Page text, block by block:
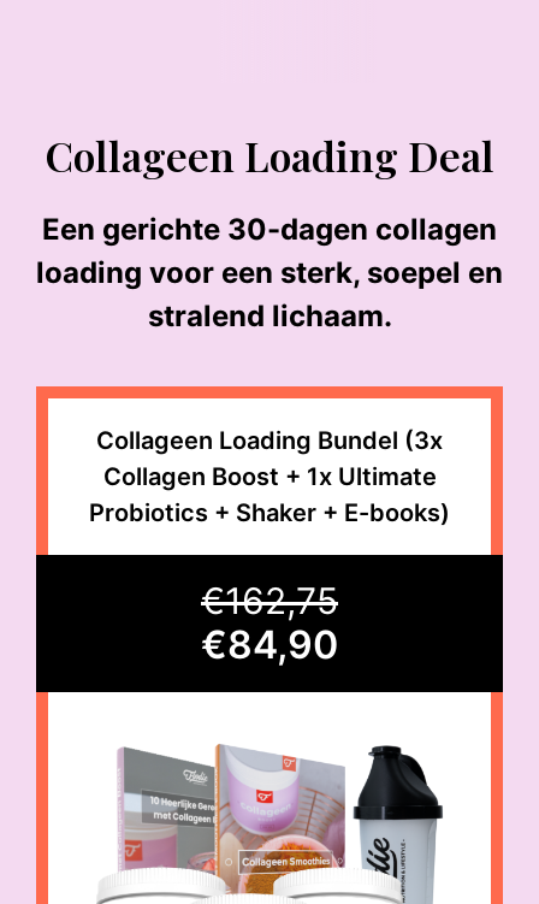
Collageen Loading Deal
Een gerichte 30-dagen collagen
loading voor een sterk, soepel en
stralend lichaam.
Collageen Loading Bundel (3x
Collagen Boost + 1x Ultimate
Probiotics + Shaker + E-books)
€162,75
€84,90